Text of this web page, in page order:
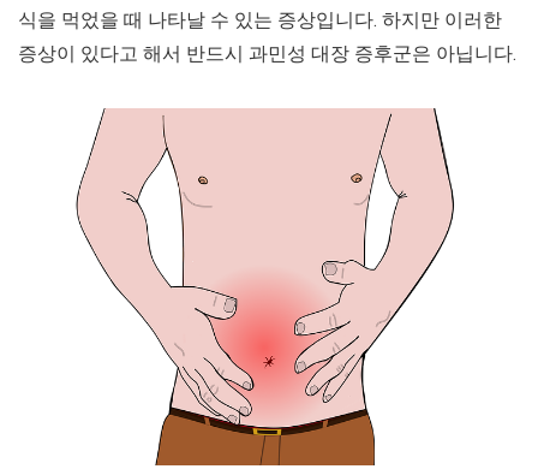
식을 먹었을 때 나타날 수 있는 증상입니다. 하지만 이러한
증상이 있다고 해서 반드시 과민성 대장 증후군은 아닙니다.